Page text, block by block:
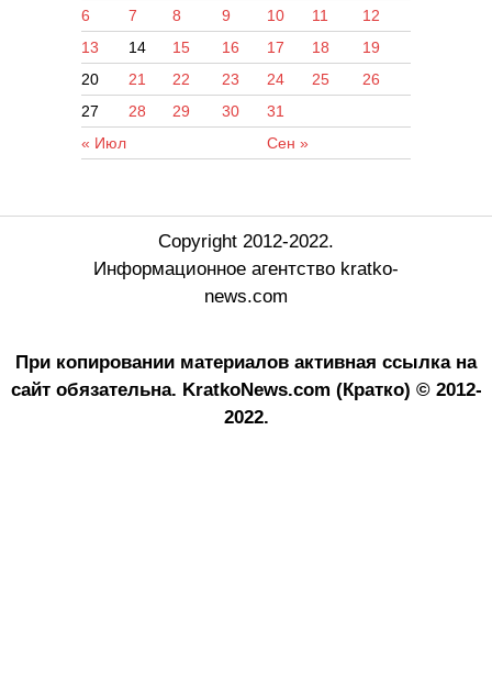
« Июл Сен »
6
7 8 9 10 11
12
13
14 15 16 17 18
19
20
21 22 23 24 25
26
27
28 29 30 31
Copyright 2012-2022.
Информационное агентство kratko-
news.com
При копировании материалов активная ссылка на
сайт обязательна. KratkoNews.com (Кратко) © 2012-
2022.